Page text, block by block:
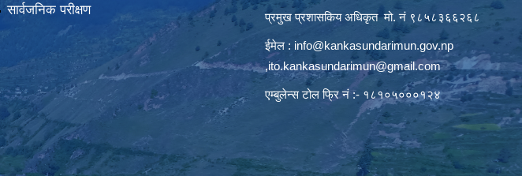
सार्वजनिक परीक्षण
प्रमुख प्रशासकिय अधिकृत मो. नं ९८५८३६६२६८
ईमेल : info@kankasundarimun.gov.np
,ito.kankasundarimun@gmail.com
एम्बुलेन्स टोल फ्रि नं :- १८१०५०००१२४